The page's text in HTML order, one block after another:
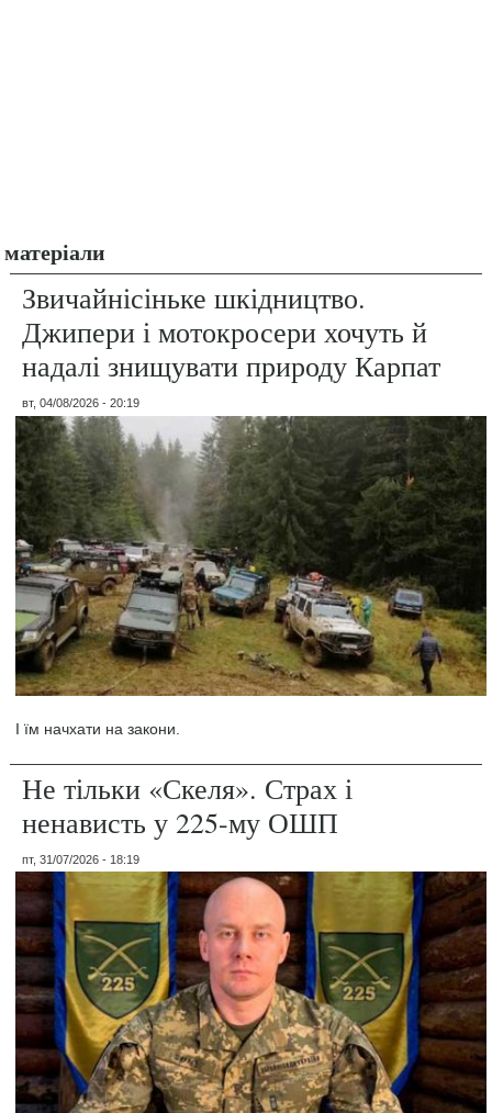
матеріали
Звичайнісіньке шкідництво.
Джипери і мотокросери хочуть й
надалі знищувати природу Карпат
вт, 04/08/2026 - 20:19
І їм начхати на закони.
Не тільки «Скеля». Страх і
ненависть у 225-му ОШП
пт, 31/07/2026 - 18:19